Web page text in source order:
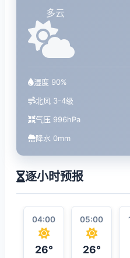
多云
湿度 90%
北风 3-4级
气压 996hPa
降水 0mm
逐小时预报
04:00
26°
05:00
26°